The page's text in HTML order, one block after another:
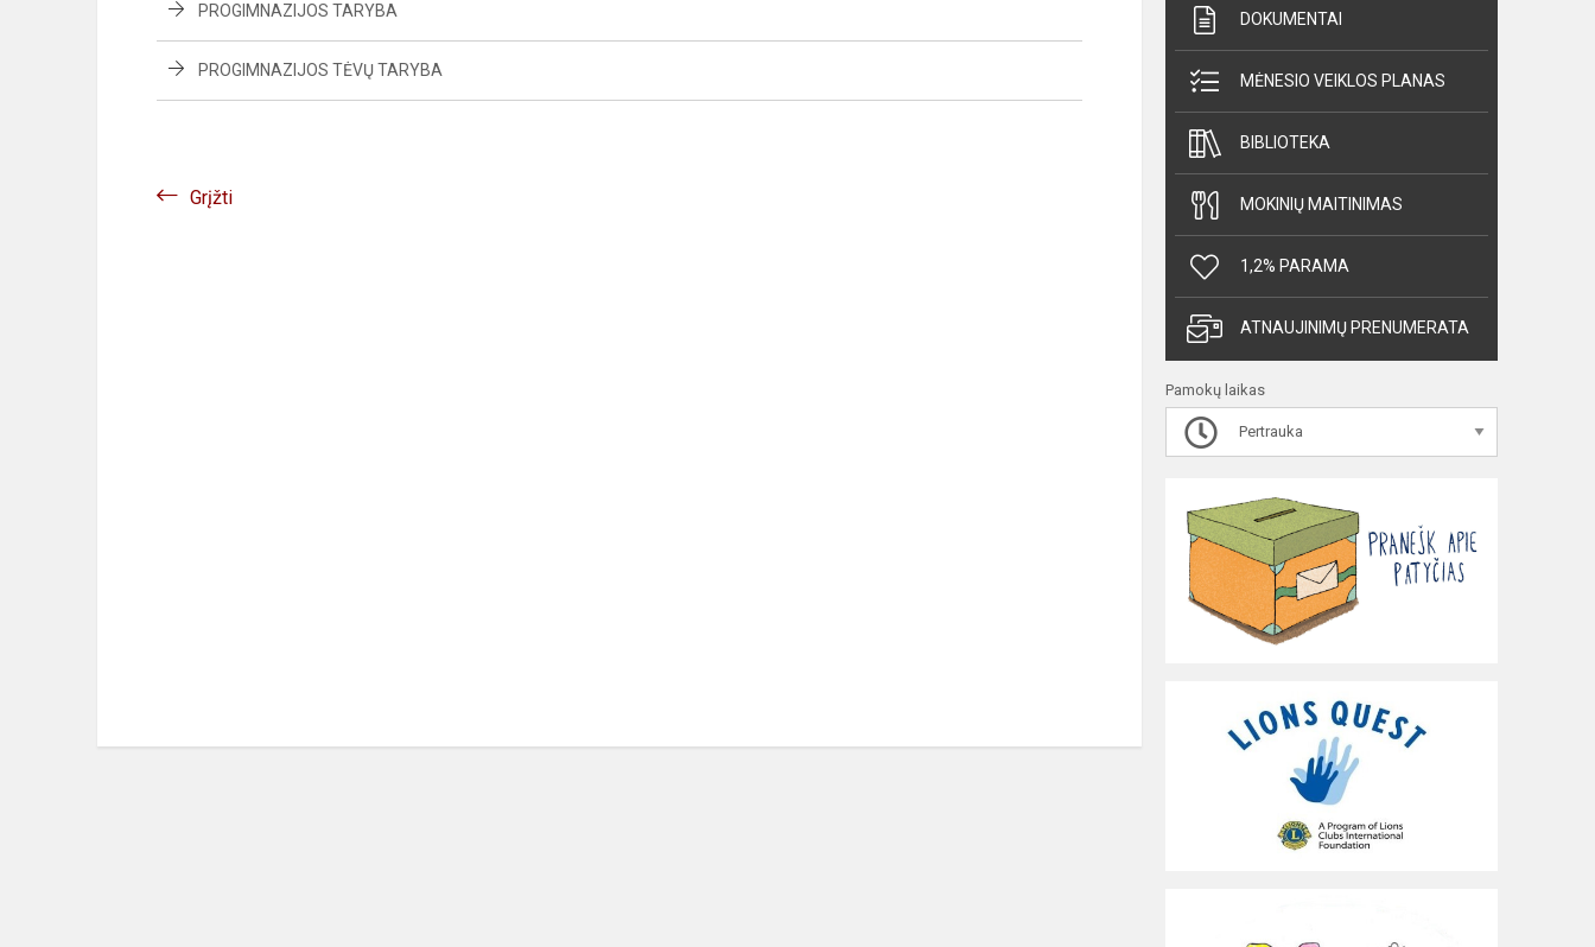
PROGIMNAZIJOS TARYBA
PROGIMNAZIJOS TĖVŲ TARYBA
Grįžti
DOKUMENTAI
MĖNESIO VEIKLOS PLANAS
BIBLIOTEKA
MOKINIŲ MAITINIMAS
1,2% PARAMA
ATNAUJINIMŲ PRENUMERATA
Pamokų laikas
Pertrauka